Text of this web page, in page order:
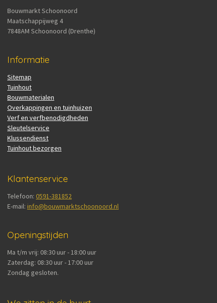
Bouwmarkt Schoonoord
Maatschappijweg 4
7848AM Schoonoord (Drenthe)
Informatie
Sitemap
Tuinhout
Bouwmaterialen
Overkappingen en tuinhuizen
Verf en verfbenodigdheden
Sleutelservice
Klussendienst
Tuinhout bezorgen
Klantenservice
Telefoon: 0591-381852
E-mail: info@bouwmarktschoonoord.nl
Openingstijden
Ma t/m vrij: 08:30 uur - 18:00 uur
Zaterdag: 08:30 uur - 17:00 uur
Zondag gesloten.